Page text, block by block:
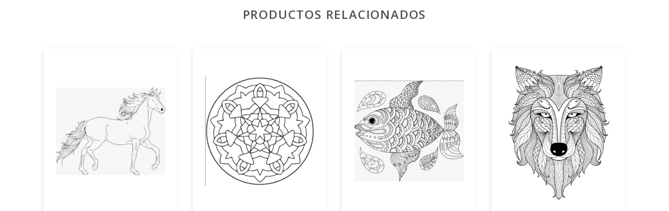
PRODUCTOS RELACIONADOS